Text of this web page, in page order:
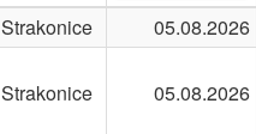
Strakonice
05.08.2026
Strakonice 05.08.2026